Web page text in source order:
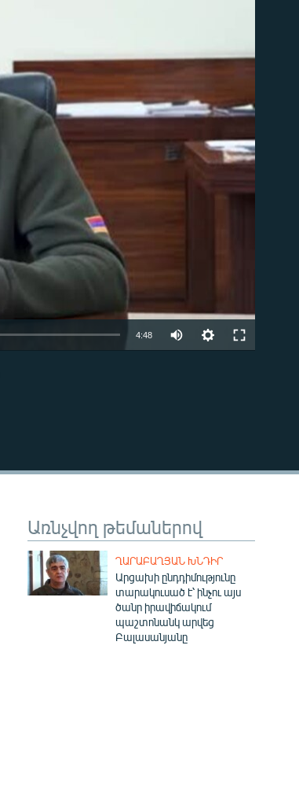
480p
4:48
1080p
Առնչվող թեմաներով
ՂԱՐԱԲԱՂՅԱՆ ԽՆԴԻՐ
Արցախի ընդդիմությունը
տարակուսած է՝ ինչու այս
ծանր իրավիճակում
պաշտոնանկ արվեց
Բալասանյանը